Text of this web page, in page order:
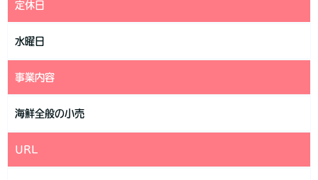
定休日
水曜日
事業内容
海鮮全般の小売
URL